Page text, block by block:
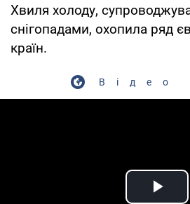
Хвиля холоду,
снігопадами, охопила ряд
країн.
Відео